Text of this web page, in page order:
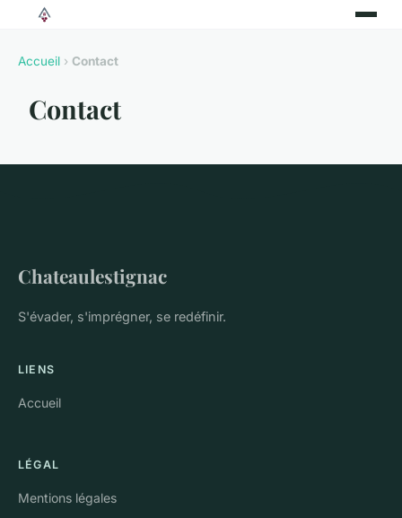
Accueil › Contact
Contact
Chateaulestignac
S'évader, s'imprégner, se redéfinir.
LIENS
Accueil
LÉGAL
Mentions légales